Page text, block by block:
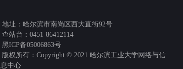
地址：哈尔滨市南岗区西大直街92号
查站台：0451-86412114
黑ICP备05006863号
版权所有：Copyright © 2021 哈尔滨工业大学网络与信
息中心